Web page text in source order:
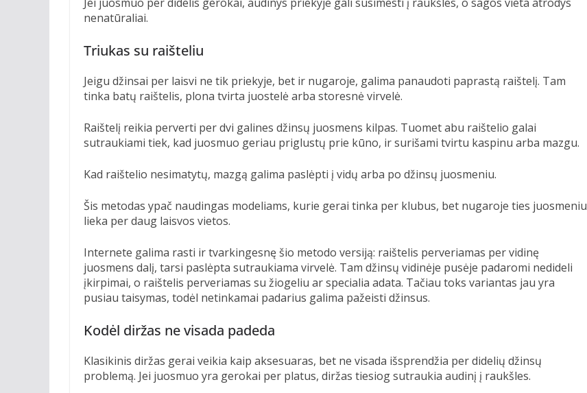
nenatūraliai.
Triukas su raišteliu
Jeigu džinsai per laisvi ne tik priekyje, bet ir nugaroje, galima panaudoti paprastą raištelį. Tam
tinka batų raištelis, plona tvirta juostelė arba storesnė virvelė.
Raištelį reikia perverti per dvi galines džinsų juosmens kilpas. Tuomet abu raištelio galai
sutraukiami tiek, kad juosmuo geriau priglustų prie kūno, ir surišami tvirtu kaspinu arba mazgu.
Kad raištelio nesimatytų, mazgą galima paslėpti į vidų arba po džinsų juosmeniu.
Šis metodas ypač naudingas modeliams, kurie gerai tinka per klubus, bet nugaroje ties juosmeniu
lieka per daug laisvos vietos.
Internete galima rasti ir tvarkingesnę šio metodo versiją: raištelis perveriamas per vidinę
juosmens dalį, tarsi paslėpta sutraukiama virvelė. Tam džinsų vidinėje pusėje padaromi nedideli
įkirpimai, o raištelis perveriamas su žiogeliu ar specialia adata. Tačiau toks variantas jau yra
pusiau taisymas, todėl netinkamai padarius galima pažeisti džinsus.
Kodėl diržas ne visada padeda
Klasikinis diržas gerai veikia kaip aksesuaras, bet ne visada išsprendžia per didelių džinsų
problemą. Jei juosmuo yra gerokai per platus, diržas tiesiog sutraukia audinį į raukšles.